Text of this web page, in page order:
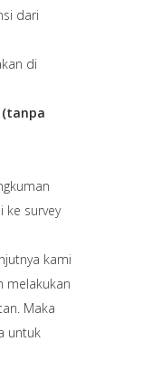
dari
di
(tanpa
survey
kami
melakukan
Maka
untuk